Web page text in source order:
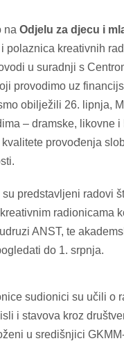
na Odjelu za djecu i
polaznica kreativnih
u suradnji s
provodimo uz
obilježili 26. lipnja,
– dramske, likovne
provođenja
su predstavljeni radovi
radionicama
ANST, te
do 1. srpnja.
sudionici su učili o
i stavova kroz
u središnjici